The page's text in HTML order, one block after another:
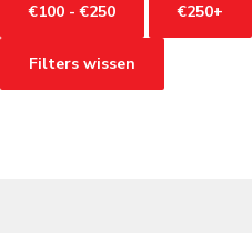
€100 - €250 €250+
Filters wissen